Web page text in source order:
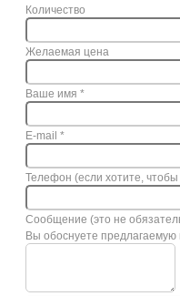
Количество
Желаемая цена
Ваше имя *
E-mail *
Телефон (если хотите,
Сообщение (это не
Вы обоснуете предлагаемую